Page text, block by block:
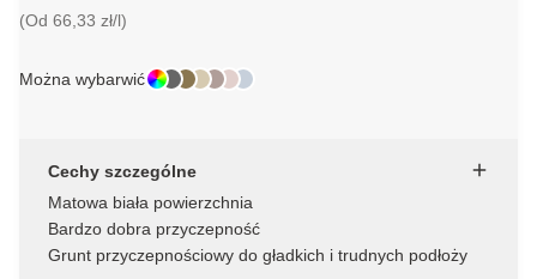
(Od 66,33 zł/l)
Można wybarwić
Cechy szczególne
Matowa biała powierzchnia
Bardzo dobra przyczepność
Grunt przyczepnościowy do gładkich i trudnych podłoży